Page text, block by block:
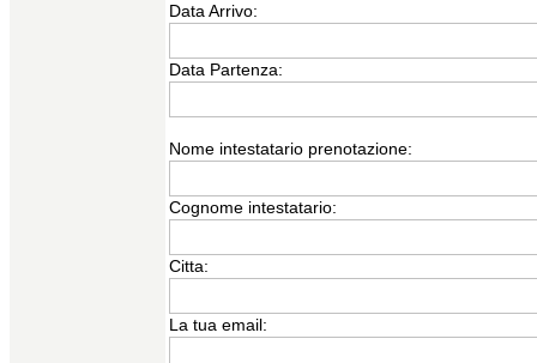
Data Arrivo:
Data Partenza:
Nome intestatario prenotazione:
Cognome intestatario:
Citta:
La tua email: